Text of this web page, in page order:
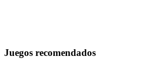
Juegos recomendados